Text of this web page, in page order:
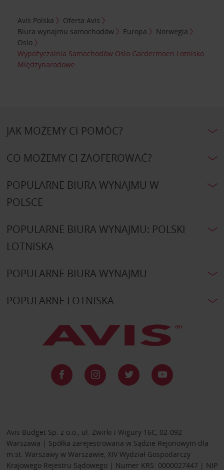
Avis Polska
Oferta Avis
Biura wynajmu samochodów
Europa
Norwegia
Oslo
Wypożyczalnia Samochodów Oslo Gardermoen Lotnisko
Międzynarodowe
JAK MOŻEMY CI POMÓC?
CO MOŻEMY CI ZAOFEROWAĆ?
POPULARNE BIURA WYNAJMU W
POLSCE
POPULARNE BIURA WYNAJMU: POLSKI
LOTNISKA
POPULARNE BIURA WYNAJMU
POPULARNE LOTNISKA
Avis Budget Sp. z o.o., ul. Żwirki i Wigury 16C, 02-092
Warszawa | Spółka zarejestrowana w Sądzie Rejonowym dla
m.st. Warszawy w Warszawie, XIV Wydział Gospodarczy
Krajowego Rejestru Sądowego | Numer KRS: 0000027447 | NIP